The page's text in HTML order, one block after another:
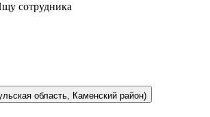
сотрудника
область, Каменский район)